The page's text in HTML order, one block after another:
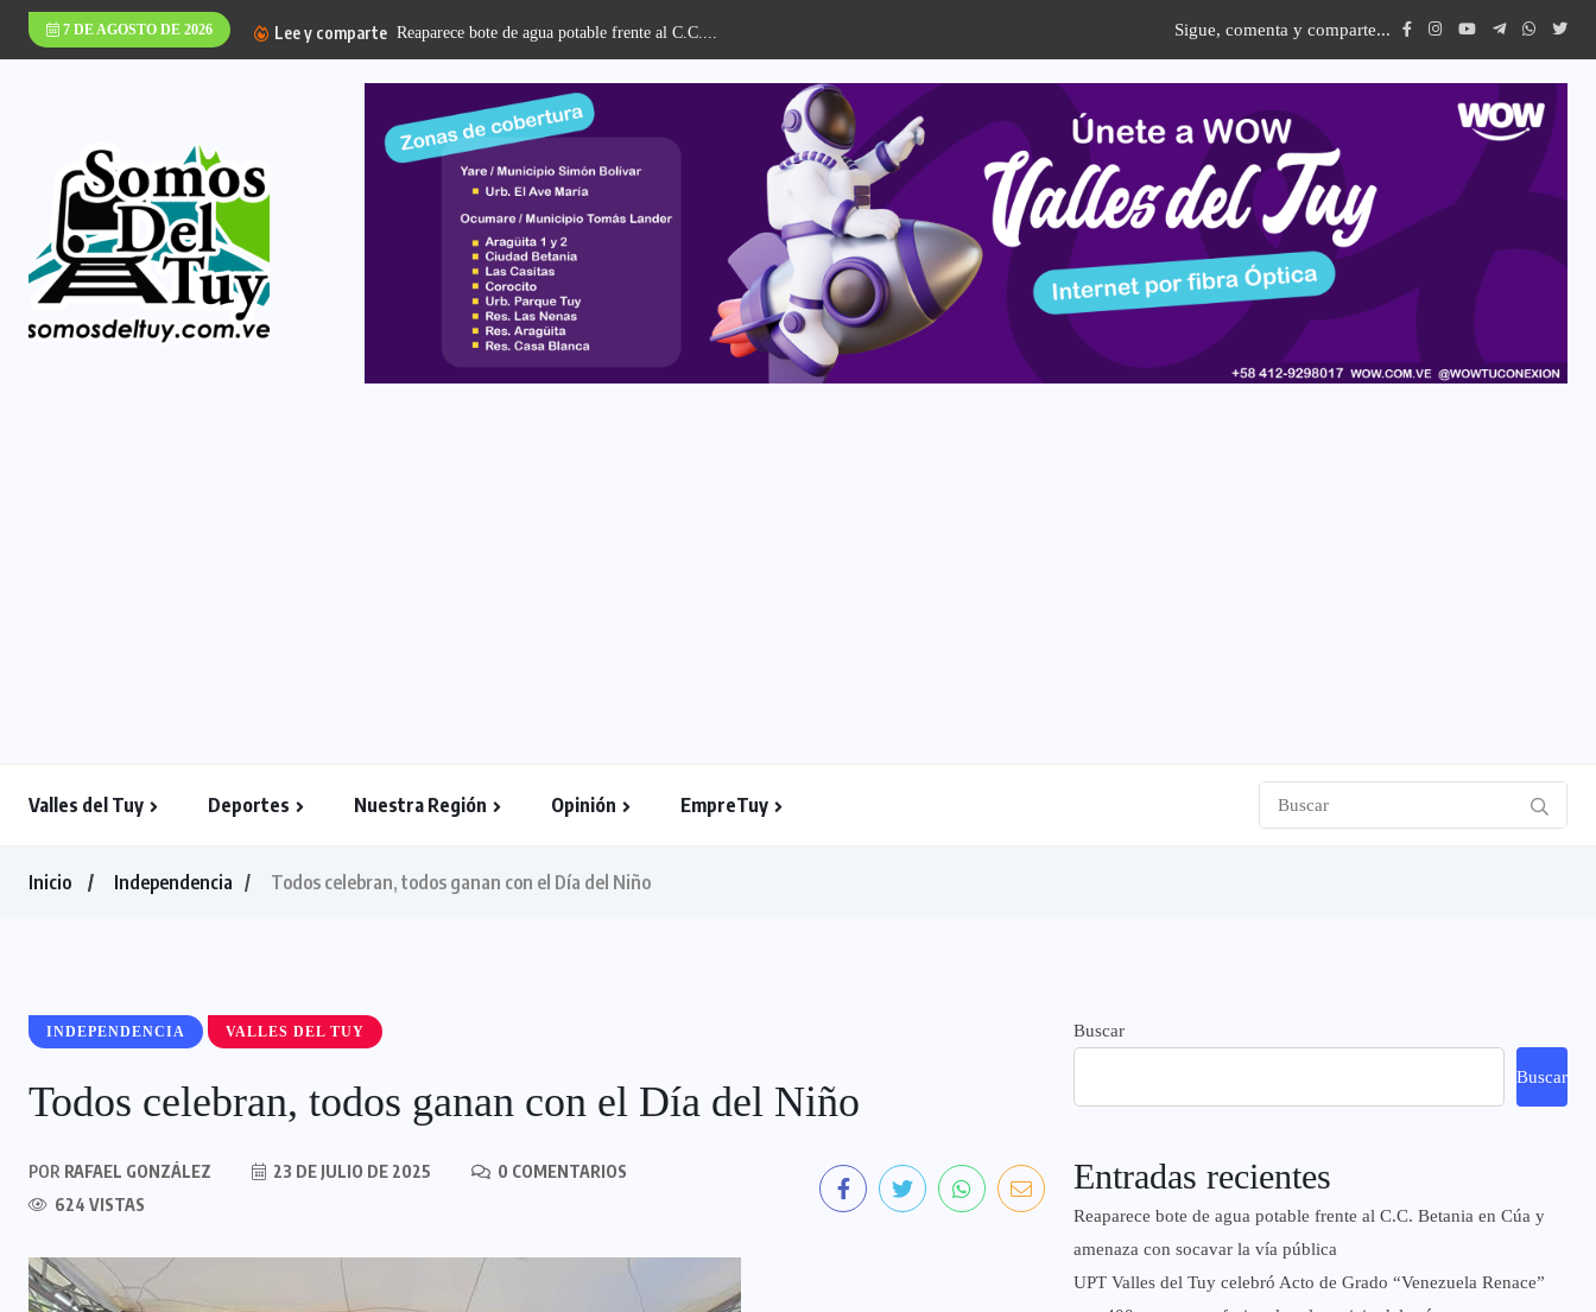
7 DE AGOSTO DE 2026 Lee y comparte Reaparece bote de agua potable frente al C.C.... Sigue, comenta y comparte...
Valles del Tuy Deportes Nuestra Región Opinión EmpreTuy
Inicio Independencia Todos celebran, todos ganan con el Día del Niño
INDEPENDENCIA VALLES DEL TUY
Todos celebran, todos ganan con el Día del Niño
POR RAFAEL GONZÁLEZ 23 DE JULIO DE 2025
0 COMENTARIOS
624 VISTAS
Buscar
Buscar
Entradas recientes
Reaparece bote de agua potable frente al C.C. Betania en Cúa y
amenaza con socavar la vía pública
UPT Valles del Tuy celebró Acto de Grado “Venezuela Renace”